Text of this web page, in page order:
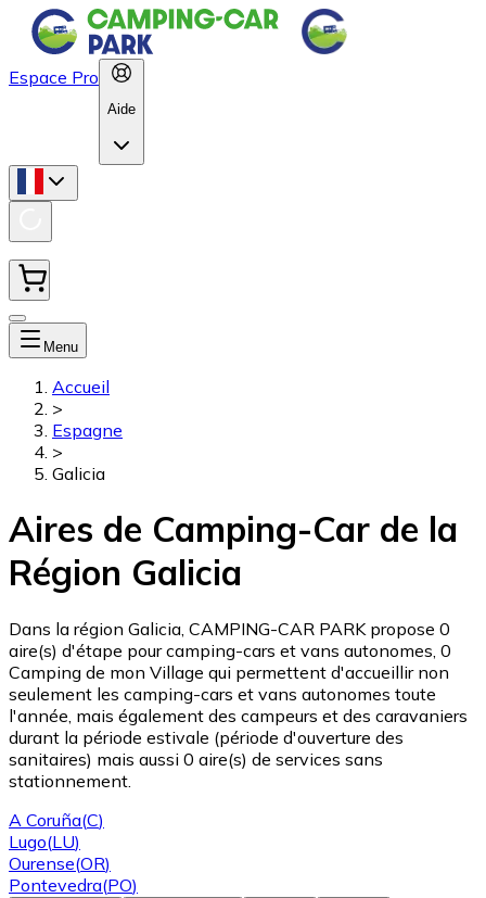
Espace Pro
Aide
Menu
Accueil
>
Espagne
>
Galicia
Aires de Camping-Car de la
Région Galicia
Dans la région Galicia, CAMPING-CAR PARK propose 0
aire(s) d'étape pour camping-cars et vans autonomes, 0
Camping de mon Village qui permettent d'accueillir non
seulement les camping-cars et vans autonomes toute
l'année, mais également des campeurs et des caravaniers
durant la période estivale (période d'ouverture des
sanitaires) mais aussi 0 aire(s) de services sans
stationnement.
A Coruña(C)
Lugo(LU)
Ourense(OR)
Pontevedra(PO)